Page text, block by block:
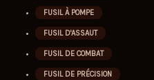
FUSIL À POMPE
FUSIL D'ASSAUT
FUSIL DE COMBAT
FUSIL DE PRÉCISION